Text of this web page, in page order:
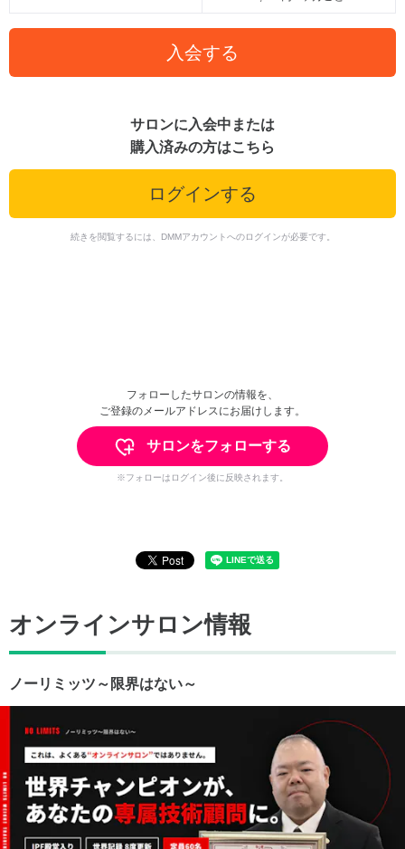
入会する
サロンに入会中または
購入済みの方はこちら
ログインする
続きを閲覧するには、DMMアカウントへのログインが必要です。
フォローしたサロンの情報を、
ご登録のメールアドレスにお届けします。
サロンをフォローする
※フォローはログイン後に反映されます。
オンラインサロン情報
ノーリミッツ～限界はない～